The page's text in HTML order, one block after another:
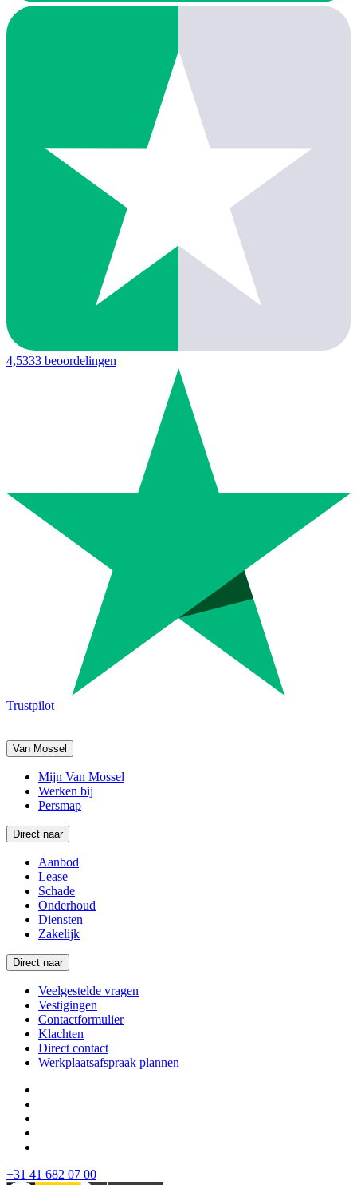
4,5333 beoordelingen
Trustpilot
Van Mossel
Mijn Van Mossel
Werken bij
Persmap
Direct naar
Aanbod
Lease
Schade
Onderhoud
Diensten
Zakelijk
Direct naar
Veelgestelde vragen
Vestigingen
Contactformulier
Klachten
Direct contact
Werkplaatsafspraak plannen
+31 41 682 07 00